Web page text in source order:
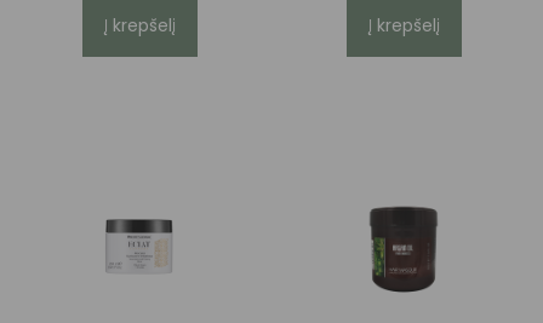
Į krepšelį Į krepšelį